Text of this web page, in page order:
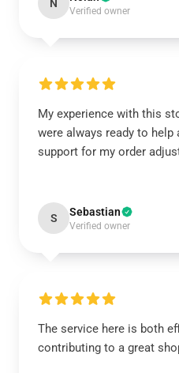
N
Verified owner
My experience with this
were always ready to help
support for my order
S Sebastian
Verified owner
The service here is both
contributing to a great